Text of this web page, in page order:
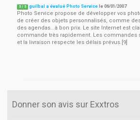
5 / 5 guilbal a évalué Photo Service le06/01/2007
Photo Service propose de développer vos
de créer des objets personnalisés, comme
des agendas...à bon prix. Le site Internet est
commande très rapidement. Les commandes
et la livraison respecte les délais prévus.[9]
Donner son avis sur Exxtros